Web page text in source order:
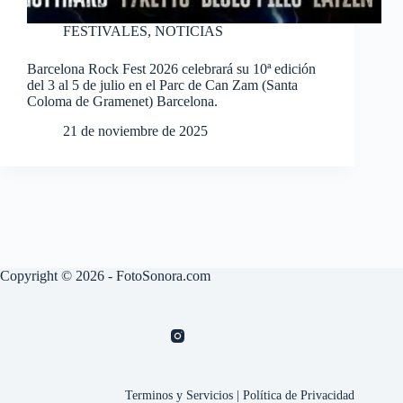
FESTIVALES, NOTICIAS
Barcelona Rock Fest 2026 celebrará su 10ª edición
del 3 al 5 de julio en el Parc de Can Zam (Santa
Coloma de Gramenet) Barcelona.
21 de noviembre de 2025
Copyright © 2026 - FotoSonora.com
Terminos y Servicios |Política de Privacidad